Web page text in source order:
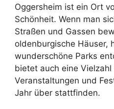
Oggersheim ist ein Ort
Schönheit. Wenn man
Straßen und Gassen
oldenburgische Häuser,
wunderschöne Parks
bietet auch eine
Veranstaltungen und
Jahr über stattfinden.